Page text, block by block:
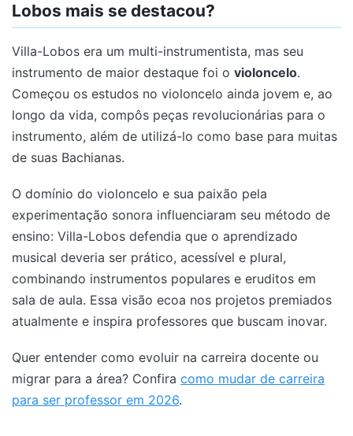
Lobos mais se destacou?
Villa-Lobos era um multi-instrumentista, mas seu
instrumento de maior destaque foi o violoncelo.
Começou os estudos no violoncelo ainda jovem e, ao
longo da vida, compôs peças revolucionárias para o
instrumento, além de utilizá-lo como base para muitas
de suas Bachianas.
O domínio do violoncelo e sua paixão pela
experimentação sonora influenciaram seu método de
ensino: Villa-Lobos defendia que o aprendizado
musical deveria ser prático, acessível e plural,
combinando instrumentos populares e eruditos em
sala de aula. Essa visão ecoa nos projetos premiados
atualmente e inspira professores que buscam inovar.
Quer entender como evoluir na carreira docente ou
migrar para a área? Confira como mudar de carreira
para ser professor em 2026.